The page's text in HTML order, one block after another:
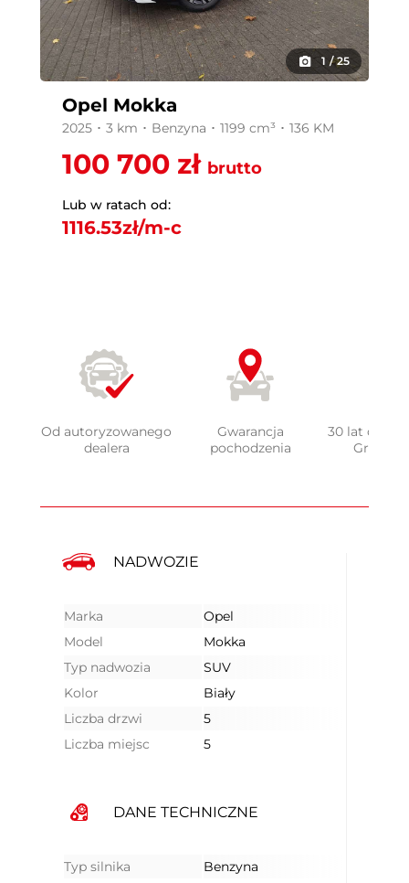
1 / 25
Od autoryzowanego
dealera
Gwarancja
pochodzenia
30 lat
Grupy
NADWOZIE
Marka
Opel
Model
Mokka
Typ nadwozia
SUV
Kolor
Biały
Liczba drzwi
5
Liczba miejsc
5
DANE TECHNICZNE
Typ silnika
Benzyna
Opel Mokka
2025 ･ 3 km ･ Benzyna ･ 1199 cm³ ･ 136 KM
100 700 zł brutto
Lub w ratach od:
1116.53zł/m-c